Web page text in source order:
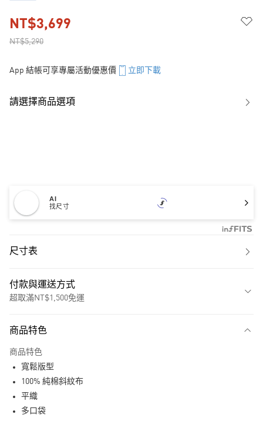
NT$5,290
NT$3,699
App 結帳可享專屬活動優惠價 立即下載
請選擇商品選項
AI
找尺寸
尺寸表
付款與運送方式
超取滿NT$1,500免運
LINE Pay
商品特色
商品特色
寬鬆版型
100% 純棉斜紋布
平織
多口袋